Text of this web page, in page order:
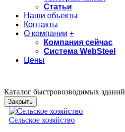
Статьи
Наши объекты
Контакты
О компании +
Компания сейчас
Система WebSteel
Цены
Каталог быстровозводимых зданий
Закрыть
Сельское хозяйство